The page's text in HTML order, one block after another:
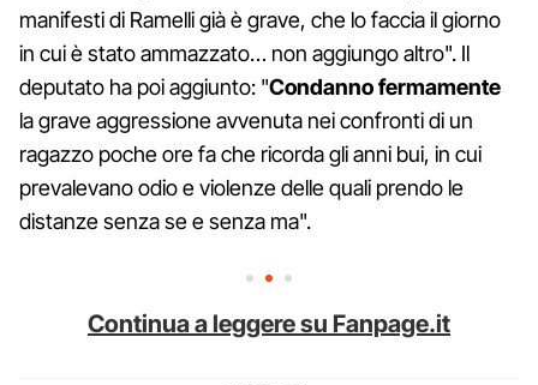
manifesti di Ramelli già è grave, che lo faccia il giorno
in cui è stato ammazzato… non aggiungo altro". Il
deputato ha poi aggiunto: "Condanno fermamente
la grave aggressione avvenuta nei confronti di un
ragazzo poche ore fa che ricorda gli anni bui, in cui
prevalevano odio e violenze delle quali prendo le
distanze senza se e senza ma".
Continua a leggere su Fanpage.it